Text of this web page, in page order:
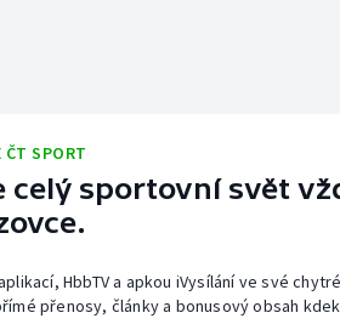
ČT SPORT
celý sportovní svět
HbbTV a apkou iVysílání ve své
přenosy, články a bonusový obsah